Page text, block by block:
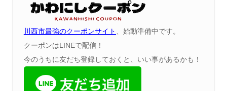
川西市最強のクーポンサイト 、始動準備中です。
クーポンはLINEで配信！
今のうちに友だち登録しておくと、いい事があるかも！